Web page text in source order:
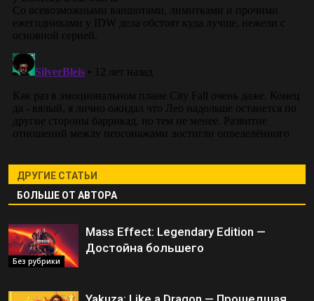
ДРУГИЕ СТАТЬИ
БОЛЬШЕ ОТ АВТОРА
Без рубрики
Mass Effect: Legendary Edition —
Достойна большего